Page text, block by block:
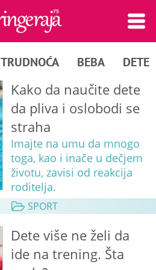
TRUDNOĆA BEBA DETE
Kako da naučite dete
da pliva i oslobodi se
straha
Imajte na umu da mnogo
toga, kao i inače u dečjem
životu, zavisi od reakcija
roditelja.
SPORT
Dete više ne želi da
ide na trening. Šta